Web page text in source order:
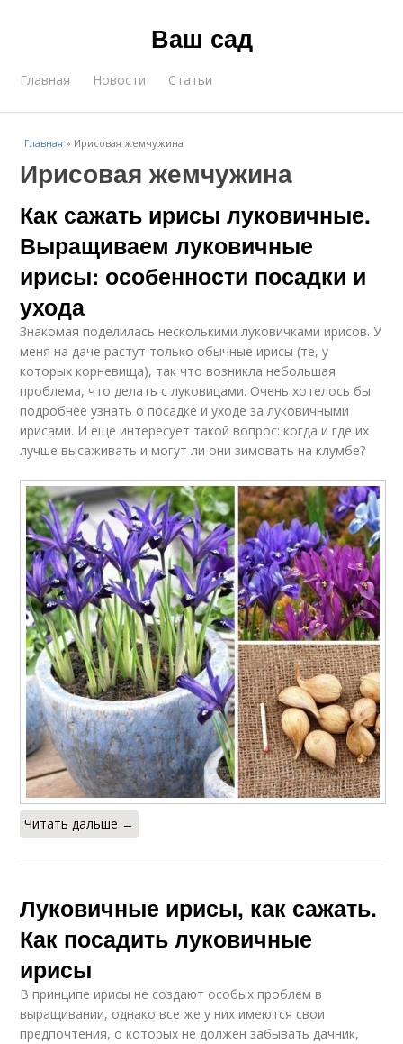
Ваш сад
Главная Новости Статьи
Главная » Ирисовая жемчужина
Ирисовая жемчужина
Как сажать ирисы луковичные.
Выращиваем луковичные
ирисы: особенности посадки и
ухода
Знакомая поделилась несколькими луковичками ирисов. У
меня на даче растут только обычные ирисы (те, у
которых корневища), так что возникла небольшая
проблема, что делать с луковицами. Очень хотелось бы
подробнее узнать о посадке и уходе за луковичными
ирисами. И еще интересует такой вопрос: когда и где их
лучше высаживать и могут ли они зимовать на клумбе?
Читать дальше →
Луковичные ирисы, как сажать.
Как посадить луковичные
ирисы
В принципе ирисы не создают особых проблем в
выращивании, однако все же у них имеются свои
предпочтения, о которых не должен забывать дачник,